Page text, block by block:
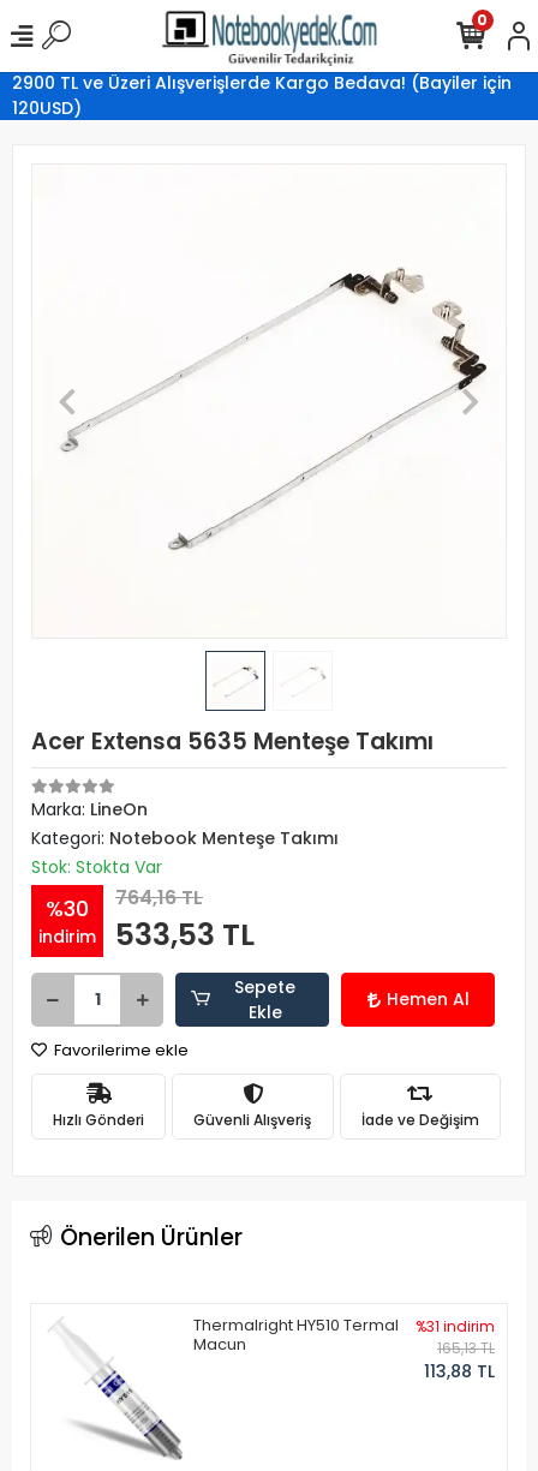
2900 TL ve Üzeri Alışverişlerde Kargo Bedava! (Bayiler için
120USD)
0
Acer Extensa 5635 Menteşe Takımı
Marka: LineOn
Kategori: Notebook Menteşe Takımı
Stok: Stokta Var
%30
indirim
764,16 TL
533,53 TL
Sepete
Ekle
Hemen Al
Favorilerime ekle
Hızlı Gönderi Güvenli Alışveriş İade ve Değişim
Önerilen Ürünler
Thermalright HY510 Termal
Macun
%31 indirim
165,13 TL
113,88 TL